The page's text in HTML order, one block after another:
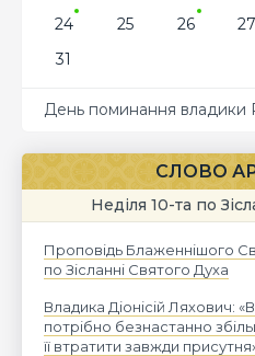
24
25 26 27
31
День поминання владики
СЛОВО
Неділя 10-та по
Проповідь Блаженнішого
по Зісланні Святого Духа
Владика Діонісій Ляхович:
потрібно безнастанно
її втратити завжди